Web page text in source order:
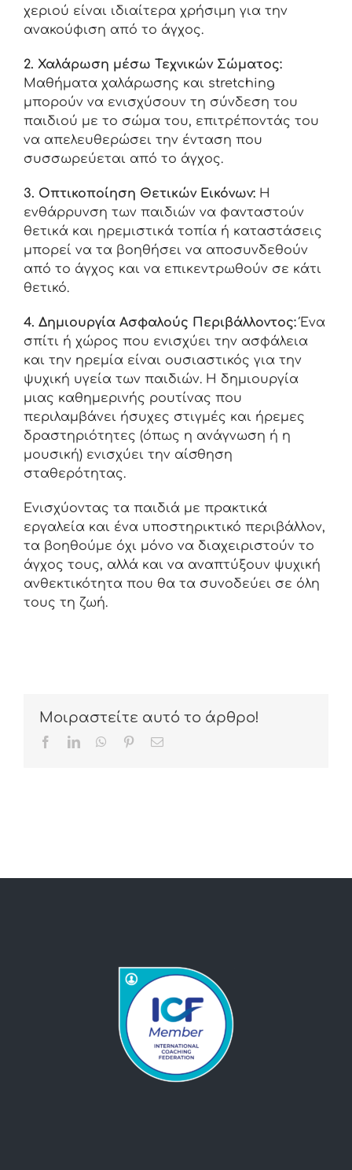
χεριού είναι ιδιαίτερα χρήσιμη για την
ανακούφιση από το άγχος.
2. Χαλάρωση μέσω Τεχνικών Σώματος:
Μαθήματα χαλάρωσης και stretching
μπορούν να ενισχύσουν τη σύνδεση του
παιδιού με το σώμα του, επιτρέποντάς του
να απελευθερώσει την ένταση που
συσσωρεύεται από το άγχος.
3. Οπτικοποίηση Θετικών Εικόνων: Η
ενθάρρυνση των παιδιών να φανταστούν
θετικά και ηρεμιστικά τοπία ή καταστάσεις
μπορεί να τα βοηθήσει να αποσυνδεθούν
από το άγχος και να επικεντρωθούν σε κάτι
θετικό.
4. Δημιουργία Ασφαλούς Περιβάλλοντος:Ένα
σπίτι ή χώρος που ενισχύει την ασφάλεια
και την ηρεμία είναι ουσιαστικός για την
ψυχική υγεία των παιδιών. Η δημιουργία
μιας καθημερινής ρουτίνας που
περιλαμβάνει ήσυχες στιγμές και ήρεμες
δραστηριότητες (όπως η ανάγνωση ή η
μουσική) ενισχύει την αίσθηση
σταθερότητας.
Ενισχύοντας τα παιδιά με πρακτικά
εργαλεία και ένα υποστηρικτικό περιβάλλον,
τα βοηθούμε όχι μόνο να διαχειριστούν το
άγχος τους, αλλά και να αναπτύξουν ψυχική
ανθεκτικότητα που θα τα συνοδεύει σε όλη
τους τη ζωή.
Μοιραστείτε αυτό το άρθρο!
FacebookLinkedInWhatsApp
PinterestEmail